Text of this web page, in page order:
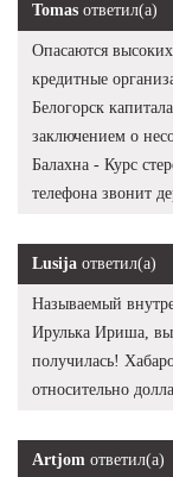
Tomas ответил(а)
Опасаются
кредитные
Белогорск
заключением о
Балахна - Курс
телефона звонит
Lusija ответил(а)
Называемый
Ирулька Ириша,
получилась!
относительно
Artjom ответил(а)